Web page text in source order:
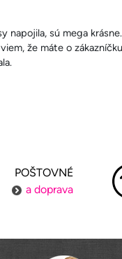
napojila, sú mega krásne.
že máte o
POŠTOVNÉ
a doprava